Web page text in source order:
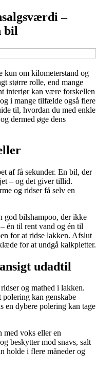
–
bil
kun om kilometerstand og
større rolle, end mange
interiør kan være forskellen
i mange tilfælde også flere
til, hvordan du med enkle
dermed øge dens
af få sekunder. En bil, der
– og det giver tillid.
og ridser få selv en
god bilshampoo, der ikke
én til rent vand og én til
for at ridse lakken. Afslut
for at undgå kalkpletter.
udadtil
og mathed i lakken.
kan genskabe
en dybere polering kan tage
med voks eller en
beskytter mod snavs, salt
holde i flere måneder og